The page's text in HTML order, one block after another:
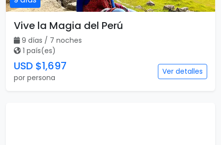
Vive la Magia del Perú
9 días / 7 noches
1 país(es)
USD $1,697
por persona
Ver detalles